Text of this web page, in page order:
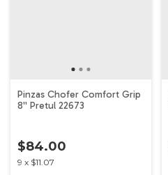
Pinzas Chofer Comfort Grip
8'' Pretul 22673
$84.00
9 x $11.07